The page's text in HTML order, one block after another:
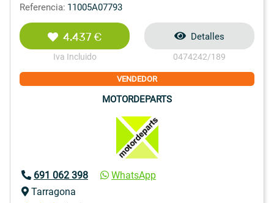
Referencia: 11005A07793
4.437 €
Iva Incluido
Detalles
0474242/189
VENDEDOR
MOTORDEPARTS
691 062 398
WhatsApp
Tarragona